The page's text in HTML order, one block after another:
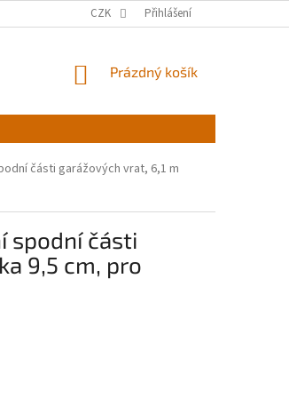
CZK Přihlášení
NÁKUPNÍ
Prázdný košík
části garážových vrat, 6,1 m
spodní části
9,5 cm, pro